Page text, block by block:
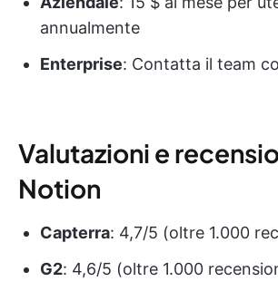
annualmente
Enterprise: Contatta il team
Valutazioni e
Notion
Capterra: 4,7/5 (oltre 1.000
G2: 4,6/5 (oltre 1.000